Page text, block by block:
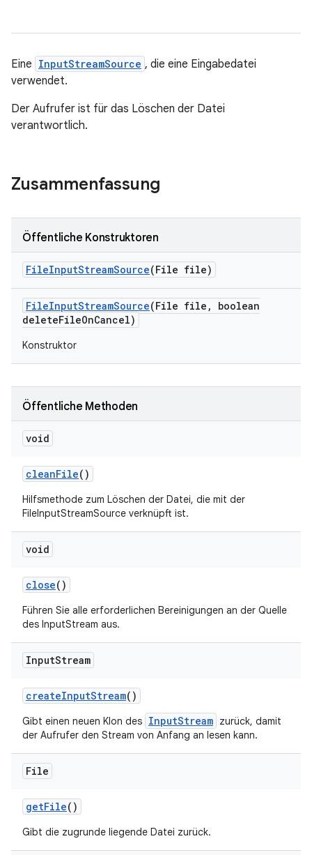
Eine InputStreamSource , die eine Eingabedatei
verwendet.
Der Aufrufer ist für das Löschen der Datei
verantwortlich.
Zusammenfassung
Öffentliche Konstruktoren
FileInputStreamSource(File file)
FileInputStreamSource(File file ,
boolean
deleteFileOnCancel)
Konstruktor
Öffentliche Methoden
void
cleanFile()
Hilfsmethode zum Löschen der Datei, die mit der
FileInputStreamSource verknüpft ist.
void
close()
Führen Sie alle erforderlichen Bereinigungen an der Quelle
des InputStream aus.
InputStream
createInputStream()
Gibt einen neuen Klon des InputStream zurück, damit
der Aufrufer den Stream von Anfang an lesen kann.
File
getFile()
Gibt die zugrunde liegende Datei zurück.